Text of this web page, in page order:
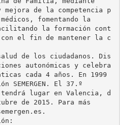
mejora de la competencia p
fomentando la
la formación cont
con el fin de mantener la c
de los ciudadanos. Dis
autonómicas y celebra
cada 4 años. En 1999
SEMERGEN. El 37.º
tendrá lugar en Valencia, d
de 2015. Para más